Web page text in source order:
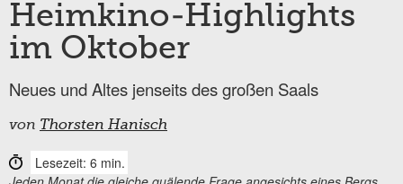
Heimkino-Highlights
im Oktober
Neues und Altes jenseits des großen Saals
von Thorsten Hanisch
Lesezeit: 6 min.